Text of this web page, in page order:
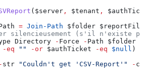
( $server , $tenant ,
= Join-Path $folder
silencieusement (s'il n'existe
Directory - Force - Path $folder
-eq "" -or $authTicket -eq $null )
str "Couldn't get 'CSV-Report'" -